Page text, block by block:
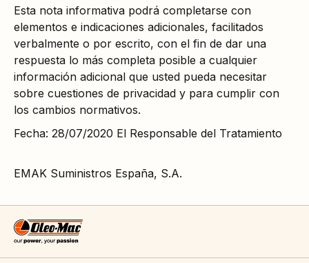
Esta nota informativa podrá completarse con
elementos e indicaciones adicionales, facilitados
verbalmente o por escrito, con el fin de dar una
respuesta lo más completa posible a cualquier
información adicional que usted pueda necesitar
sobre cuestiones de privacidad y para cumplir con
los cambios normativos.
Fecha: 28/07/2020 El Responsable del Tratamiento
EMAK Suministros España, S.A.